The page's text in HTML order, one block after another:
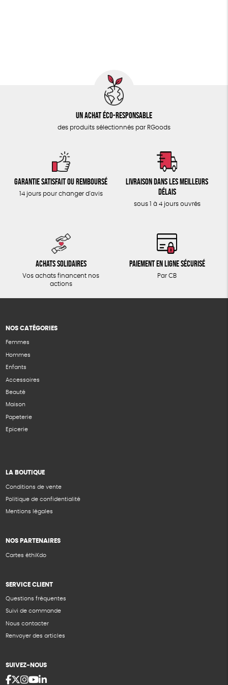
Un achat éco-responsable
des produits sélectionnés par RGoods
Garantie satisfait ou remboursé
14 jours pour changer d'avis
Livraison dans les meilleurs
délais
sous 1 à 4 jours ouvrés
Achats solidaires
Vos achats financent nos
actions
Paiement en ligne sécurisé
Par CB
NOS CATÉGORIES
Femmes
Hommes
Enfants
Accessoires
Beauté
Maison
Papeterie
Epicerie
LA BOUTIQUE
Conditions de vente
Politique de confidentialité
Mentions légales
NOS PARTENAIRES
Cartes éthiKdo
SERVICE CLIENT
Questions fréquentes
Suivi de commande
Nous contacter
Renvoyer des articles
SUIVEZ-NOUS